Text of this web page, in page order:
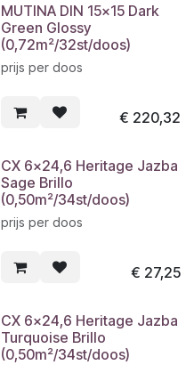
MUTINA DIN 15x15 Dark
Green Glossy
(0,72m²/32st/doos)
prijs per doos
€ 220,32
CX 6x24,6 Heritage Jazba
Sage Brillo
(0,50m²/34st/doos)
prijs per doos
€ 27,25
CX 6x24,6 Heritage Jazba
Turquoise Brillo
(0,50m²/34st/doos)